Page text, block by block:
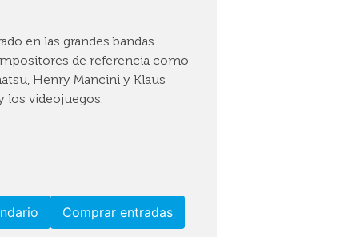
en las grandes bandas
de referencia como
Henry Mancini y Klaus
los videojuegos.
Comprar entradas